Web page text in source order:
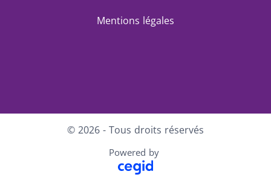
Mentions légales
© 2026 - Tous droits réservés
Powered by